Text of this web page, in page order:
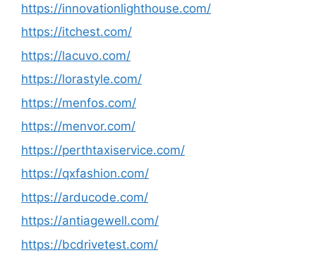
https://innovationlighthouse.com/
https://itchest.com/
https://lacuvo.com/
https://lorastyle.com/
https://menfos.com/
https://menvor.com/
https://perthtaxiservice.com/
https://qxfashion.com/
https://arducode.com/
https://antiagewell.com/
https://bcdrivetest.com/